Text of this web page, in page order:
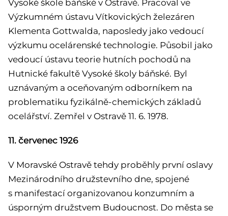
Vysoké škole báňské v Ostravě. Pracoval ve
Výzkumném ústavu Vítkovických železáren
Klementa Gottwalda, naposledy jako vedoucí
výzkumu ocelárenské technologie. Působil jako
vedoucí ústavu teorie hutních pochodů na
Hutnické fakultě Vysoké školy báňské. Byl
uznávaným a oceňovaným odborníkem na
problematiku fyzikálně-chemických základů
ocelářství. Zemřel v Ostravě 11. 6. 1978.
11. červenec 1926
V Moravské Ostravě tehdy proběhly první oslavy
Mezinárodního družstevního dne, spojené
s manifestací organizovanou konzumním a
úsporným družstvem Budoucnost. Do města se